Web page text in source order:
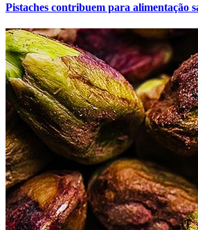
Cruzeiro
Pistaches contribuem para alimentação